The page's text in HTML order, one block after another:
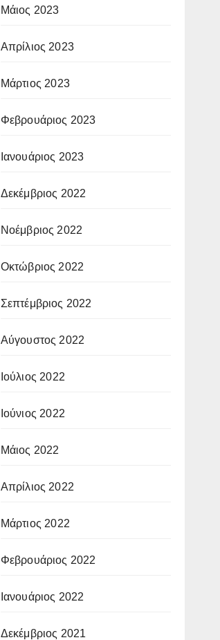
Μάιος 2023
Απρίλιος 2023
Μάρτιος 2023
Φεβρουάριος 2023
Ιανουάριος 2023
Δεκέμβριος 2022
Νοέμβριος 2022
Οκτώβριος 2022
Σεπτέμβριος 2022
Αύγουστος 2022
Ιούλιος 2022
Ιούνιος 2022
Μάιος 2022
Απρίλιος 2022
Μάρτιος 2022
Φεβρουάριος 2022
Ιανουάριος 2022
Δεκέμβριος 2021